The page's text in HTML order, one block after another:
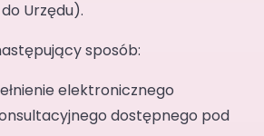
Urzędu).
sposób:
elektronicznego
dostępnego pod